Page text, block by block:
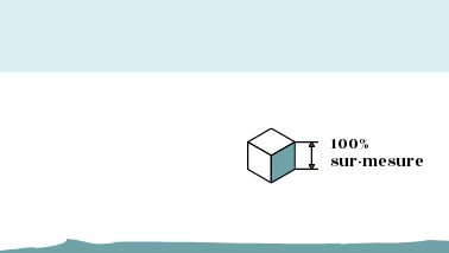
100%
sur-mesure